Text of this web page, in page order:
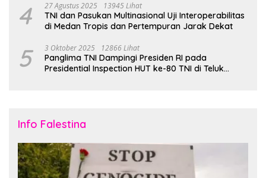
4 27 Agustus 2025 13945 Lihat
TNI dan Pasukan Multinasional Uji Interoperabilitas
di Medan Tropis dan Pertempuran Jarak Dekat
5 3 Oktober 2025 12866 Lihat
Panglima TNI Dampingi Presiden RI pada
Presidential Inspection HUT ke-80 TNI di Teluk
Info Falestina